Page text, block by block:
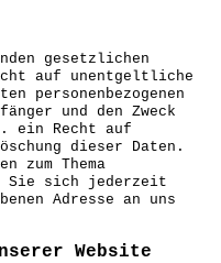
gesetzlichen
auf unentgeltliche
personenbezogenen
und den Zweck
ein Recht auf
dieser Daten.
zum Thema
Sie sich jederzeit
Adresse an uns
Website